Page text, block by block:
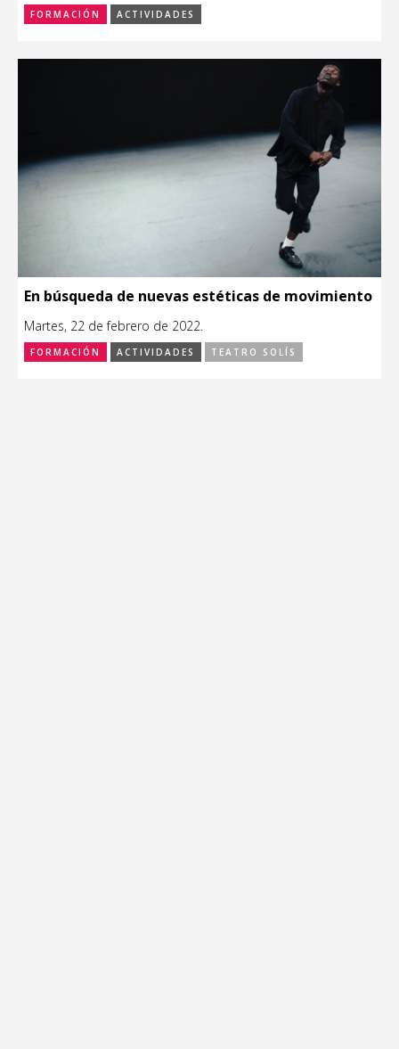
FORMACIÓN ACTIVIDADES
En búsqueda de nuevas estéticas de movimiento
Martes, 22 de febrero de 2022.
FORMACIÓN ACTIVIDADES TEATRO SOLÍS